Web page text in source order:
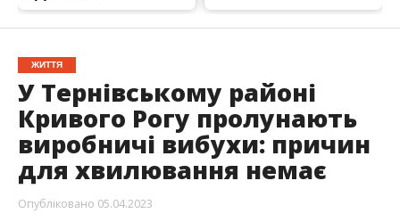
ЖИТТЯ
У Тернівському районі
Кривого Рогу пролунають
виробничі вибухи: причин
для хвилювання немає
Опубліковано 05.04.2023